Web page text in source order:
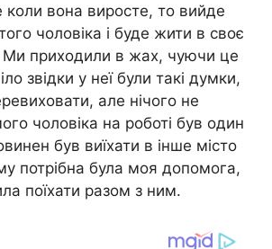
вона виросте, то вийде
чоловіка і буде жити в своє
Ми приходили в жах, чуючи це
звідки у неї були такі думки,
але нічого не
чоловіка на роботі був один
був виїхати в інше місто
потрібна була моя допомога,
поїхати разом з ним.